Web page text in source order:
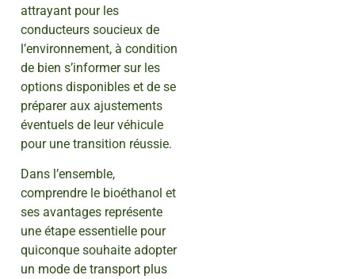
attrayant pour les
conducteurs soucieux de
l’environnement, à condition
de bien s’informer sur les
options disponibles et de se
préparer aux ajustements
éventuels de leur véhicule
pour une transition réussie.
Dans l’ensemble,
comprendre le bioéthanol et
ses avantages représente
une étape essentielle pour
quiconque souhaite adopter
un mode de transport plus